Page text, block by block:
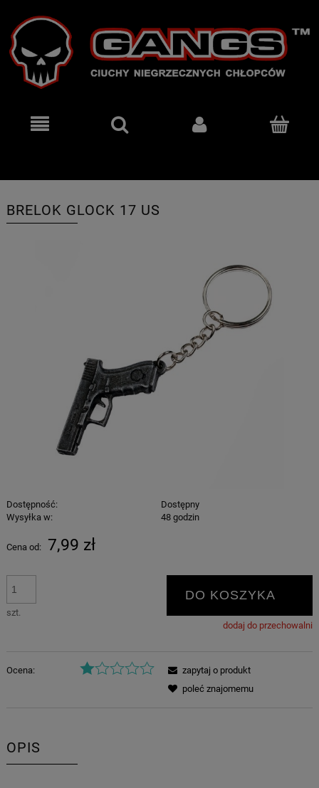
BRELOK GLOCK 17 US
Dostępność:
Dostępny
Wysyłka w:
48 godzin
Cena od: 7,99 zł
szt.
DO KOSZYKA
dodaj do przechowalni
Ocena:
zapytaj o produkt
poleć znajomemu
OPIS